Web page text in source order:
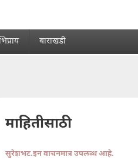
बाराखडी
माहितीसाठी
सुरेशभट.इन वाचनमात्र उपलब्ध आहे.